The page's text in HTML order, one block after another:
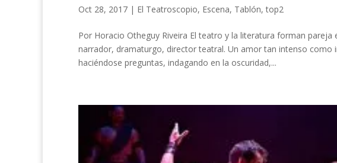
Oct 28, 2017 | El Teatroscopio, Escena, Tablón,top2
Por Horacio Otheguy Riveira El teatro y la literatura forman
narrador, dramaturgo, director teatral. Un amor tan intenso
haciéndose preguntas, indagando en la oscuridad,...